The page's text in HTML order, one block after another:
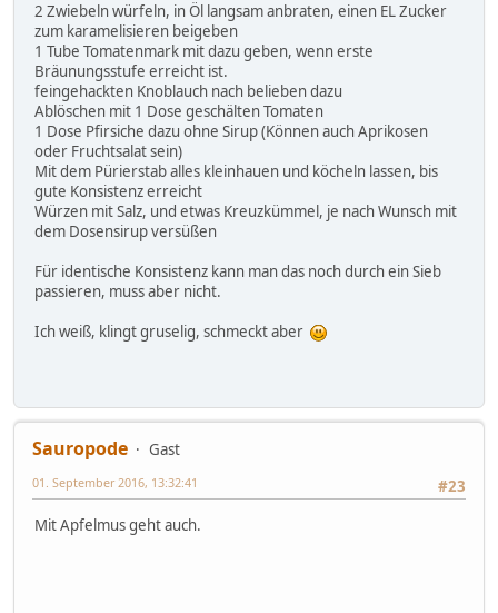
2 Zwiebeln würfeln, in Öl langsam anbraten, einen EL Zucker
zum karamelisieren beigeben
1 Tube Tomatenmark mit dazu geben, wenn erste
Bräunungsstufe erreicht ist.
feingehackten Knoblauch nach belieben dazu
Ablöschen mit 1 Dose geschälten Tomaten
1 Dose Pfirsiche dazu ohne Sirup (Können auch Aprikosen
oder Fruchtsalat sein)
Mit dem Pürierstab alles kleinhauen und köcheln lassen, bis
gute Konsistenz erreicht
Würzen mit Salz, und etwas Kreuzkümmel, je nach Wunsch mit
dem Dosensirup versüßen
Für identische Konsistenz kann man das noch durch ein Sieb
passieren, muss aber nicht.
Ich weiß, klingt gruselig, schmeckt aber
Sauropode
Gast
#23
01. September 2016, 13:32:41
Mit Apfelmus geht auch.